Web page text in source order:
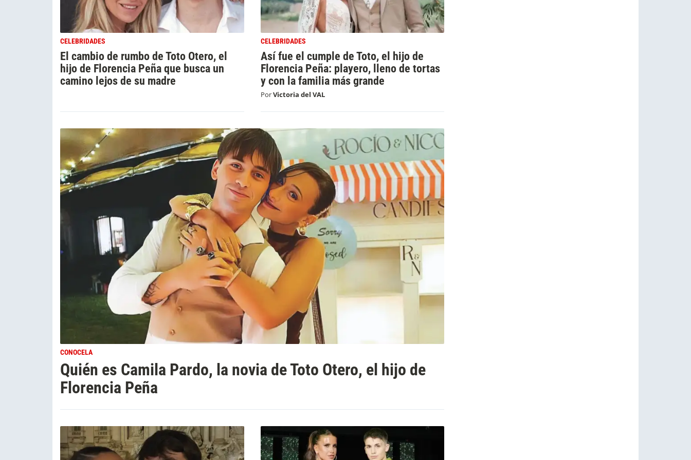
CELEBRIDADES
El cambio de rumbo de Toto Otero, el
hijo de Florencia Peña que busca un
camino lejos de su madre
CELEBRIDADES
Así fue el cumple de Toto, el hijo de
Florencia Peña: playero, lleno de tortas
y con la familia más grande
PorVictoria del VAL
CONOCELA
Quién es Camila Pardo, la novia de Toto Otero, el hijo de
Florencia Peña